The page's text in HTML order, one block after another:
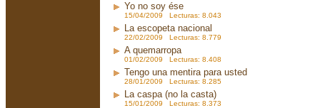
Yo no soy ése
15/04/2009 Lecturas: 8.043
La escopeta nacional
22/02/2009 Lecturas: 8.779
A quemarropa
01/02/2009 Lecturas: 8.408
Tengo una mentira para usted
28/01/2009 Lecturas: 8.285
La caspa (no la casta)
15/01/2009 Lecturas: 8.373